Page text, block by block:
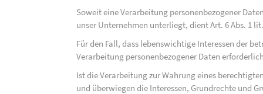
Soweit eine Verarbeitung personenbezogener
unser Unternehmen unterliegt, dient Art. 6 Abs. 1
Für den Fall, dass lebenswichtige Interessen der
Verarbeitung personenbezogener Daten
Ist die Verarbeitung zur Wahrung eines
und überwiegen die Interessen, Grundrechte und